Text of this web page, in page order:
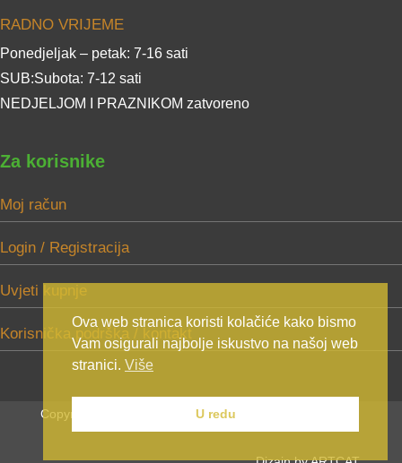
RADNO VRIJEME
Ponedjeljak – petak: 7-16 sati
SUB:Subota: 7-12 sati
NEDJELJOM I PRAZNIKOM zatvoreno
Za korisnike
Moj račun
Login / Registracija
Uvjeti kupnje
Korisnička podrška / kontakt
Copyright Mikić d.o.o. 2025. Sva prava zadržana.
Ova web stranica koristi kolačiće kako bismo
Vam osigurali najbolje iskustvo na našoj web
stranici. Više
U redu